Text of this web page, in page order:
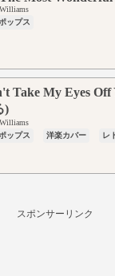
ップス
Take My Eyes Off
)
ップス
洋楽カバー レ
スポンサーリンク